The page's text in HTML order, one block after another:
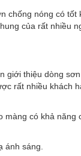
chống nóng có tốt
của rất nhiều
giới thiệu dòng
rất nhiều khách
có khả năng
ánh sáng.